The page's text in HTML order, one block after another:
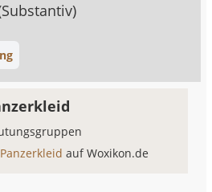
auf Woxikon.de